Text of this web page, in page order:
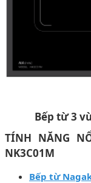
Bếp từ 3
TÍNH NĂNG
NK3C01M
Bếp từ